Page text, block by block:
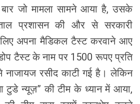
जो मामला सामने आया है, उसके
प्रशासन की और से सरकारी
अपना मैडिकल टैस्ट करवाने आए
टैस्ट के नाम पर 1500 रूपए प्रति
नाजायज रसीद काटी गई है। लेकिन
टुडे न्यूज़” की टीम के ध्यान में आया,